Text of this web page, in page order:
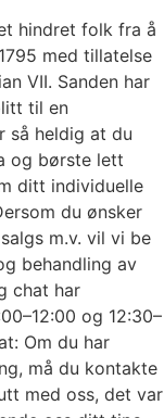
hindret folk fra å
med tillatelse
VII. Sanden har
til en
så heldig at du
og børste lett
ditt individuelle
du ønsker
m.v. vil vi be
behandling av
chat har
og 12:30–
Om du har
må du kontakte
med oss, det var